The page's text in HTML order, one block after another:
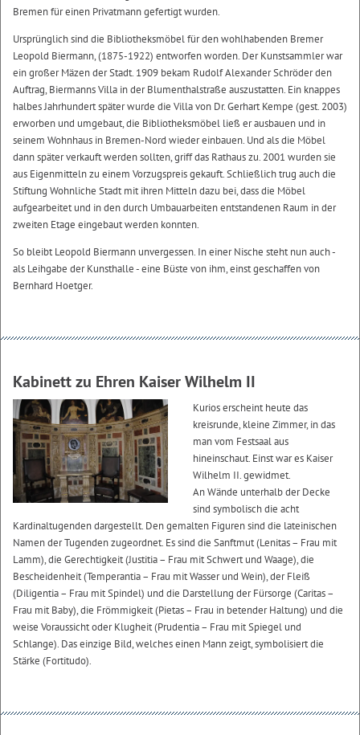
Bremen für einen Privatmann gefertigt wurden.
Ursprünglich sind die Bibliotheksmöbel für den wohlhabenden Bremer
Leopold Biermann, (1875-1922) entworfen worden. Der Kunstsammler war
ein großer Mäzen der Stadt. 1909 bekam Rudolf Alexander Schröder den
Auftrag, Biermanns Villa in der Blumenthalstraße auszustatten. Ein knappes
halbes Jahrhundert später wurde die Villa von Dr. Gerhart Kempe (gest. 2003)
erworben und umgebaut, die Bibliotheksmöbel ließ er ausbauen und in
seinem Wohnhaus in Bremen-Nord wieder einbauen. Und als die Möbel
dann später verkauft werden sollten, griff das Rathaus zu. 2001 wurden sie
aus Eigenmitteln zu einem Vorzugspreis gekauft. Schließlich trug auch die
Stiftung Wohnliche Stadt mit ihren Mitteln dazu bei, dass die Möbel
aufgearbeitet und in den durch Umbauarbeiten entstandenen Raum in der
zweiten Etage eingebaut werden konnten.
So bleibt Leopold Biermann unvergessen. In einer Nische steht nun auch -
als Leihgabe der Kunsthalle - eine Büste von ihm, einst geschaffen von
Bernhard Hoetger.
Kabinett zu Ehren Kaiser Wilhelm II
Kurios erscheint heute das
kreisrunde, kleine Zimmer, in das
man vom Festsaal aus
hineinschaut. Einst war es Kaiser
Wilhelm II. gewidmet.
An Wände unterhalb der Decke
sind symbolisch die acht
Kardinaltugenden dargestellt. Den gemalten Figuren sind die lateinischen
Namen der Tugenden zugeordnet. Es sind die Sanftmut (Lenitas – Frau mit
Lamm), die Gerechtigkeit (Justitia – Frau mit Schwert und Waage), die
Bescheidenheit (Temperantia – Frau mit Wasser und Wein), der Fleiß
(Diligentia – Frau mit Spindel) und die Darstellung der Fürsorge (Caritas –
Frau mit Baby), die Frömmigkeit (Pietas – Frau in betender Haltung) und die
weise Voraussicht oder Klugheit (Prudentia – Frau mit Spiegel und
Schlange). Das einzige Bild, welches einen Mann zeigt, symbolisiert die
Stärke (Fortitudo).